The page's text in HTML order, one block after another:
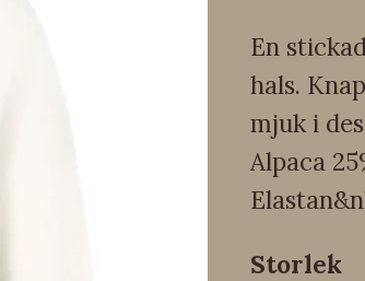
En
hals.
mjuk i
Alpaca
Storlek